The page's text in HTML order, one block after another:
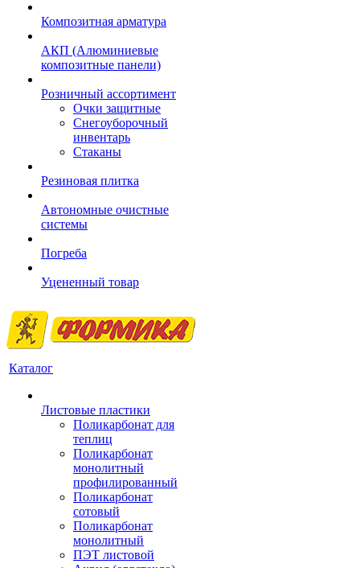
Композитная арматура
АКП (Алюминиевые
композитные панели)
Розничный ассортимент
Очки защитные
Снегоуборочный
инвентарь
Стаканы
Резиновая плитка
Автономные очистные
системы
Погреба
Уцененный товар
Каталог
Листовые пластики
Поликарбонат для
теплиц
Поликарбонат
монолитный
профилированный
Поликарбонат
сотовый
Поликарбонат
монолитный
ПЭТ листовой